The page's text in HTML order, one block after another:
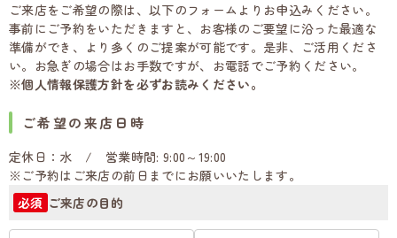
ご来店をご希望の際は、以下のフォームよりお申込みください。
事前にご予約をいただきますと、お客様のご要望に沿った最適な
準備ができ、より多くのご提案が可能です。是非、ご活用くださ
い。お急ぎの場合はお手数ですが、お電話でご予約ください。
※個人情報保護方針を必ずお読みください。
ご希望の来店日時
定休日：水 / 営業時間: 9:00～19:00
※ご予約はご来店の前日までにお願いいたします。
必須 ご来店の目的